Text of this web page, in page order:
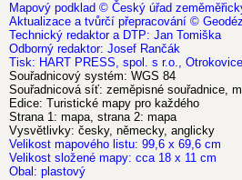
Mapový podklad © Český úřad
Aktualizace a tvůrčí přepracování ©
Technický redaktor a DTP: Jan Tomiška
Odborný redaktor: Josef Rančák
Tisk: HART PRESS, spol. s r.o., Otrokovice
Souřadnicový systém: WGS 84
Souřadnicová síť: zeměpisné souřadnice,
Edice: Turistické mapy pro každého
Strana 1: mapa, strana 2: mapa
Vysvětlivky: česky, německy, anglicky
Velikost mapového listu: 99,6 x 69,6 cm
Velikost složené mapy: cca 18 x 11 cm
Obal: plastový